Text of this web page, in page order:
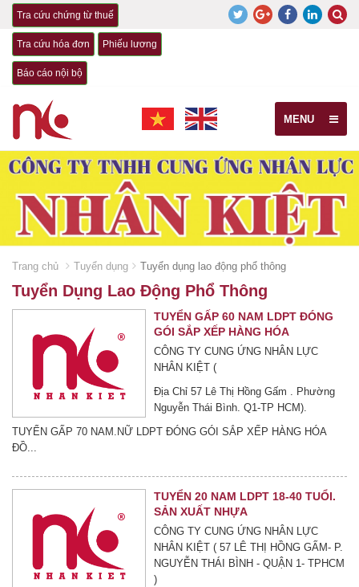
Tra cứu chứng từ thuế
Tra cứu hóa đơn Phiếu lương
Báo cáo nội bộ
MENU
Trang chủ Tuyển dụng Tuyển dụng lao động phổ thông
Tuyển Dụng Lao Động Phổ Thông
TUYỂN GẤP 60 NAM LDPT ĐÓNG
GÓI SẮP XẾP HÀNG HÓA
CÔNG TY CUNG ỨNG NHÂN LỰC
NHÂN KIỆT (
Địa Chỉ 57 Lê Thị Hồng Gấm . Phường
Nguyễn Thái Bình. Q1-TP HCM).
TUYỂN GẤP 70 NAM.NỮ LDPT ĐÓNG GÓI SẮP XẾP HÀNG HÓA
ĐỒ...
TUYỂN 20 NAM LDPT 18-40 TUỔI.
SẢN XUẤT NHỰA
CÔNG TY CUNG ỨNG NHÂN LỰC
NHÂN KIỆT ( 57 LÊ THỊ HỒNG GẤM- P.
NGUYỄN THÁI BÌNH - QUẬN 1- TPHCM
)